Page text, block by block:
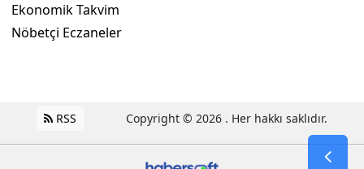
Ekonomik Takvim
Nöbetçi Eczaneler
RSS Copyright © 2026 . Her hakkı saklıdır.